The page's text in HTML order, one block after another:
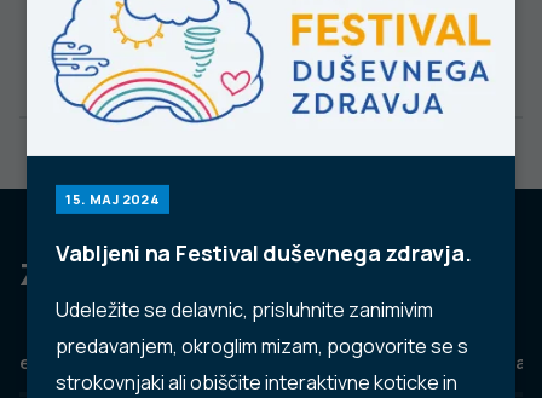
15. MAJ 2024
Vabljeni na Festival duševnega zdravja.
Udeležite se delavnic, prisluhnite zanimivim
predavanjem, okroglim mizam, pogovorite se s
strokovnjaki ali obiščite interaktivne koticke in
Za dobro javno zdravje
eZdravje Podatkovni portal NIJZ ambulante